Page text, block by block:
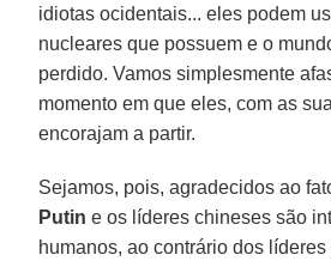
idiotas ocidentais... eles podem
nucleares que possuem e o
perdido. Vamos simplesmente
momento em que eles, com as
encorajam a partir.
Sejamos, pois, agradecidos ao
Putin e os líderes chineses são
humanos, ao contrário dos